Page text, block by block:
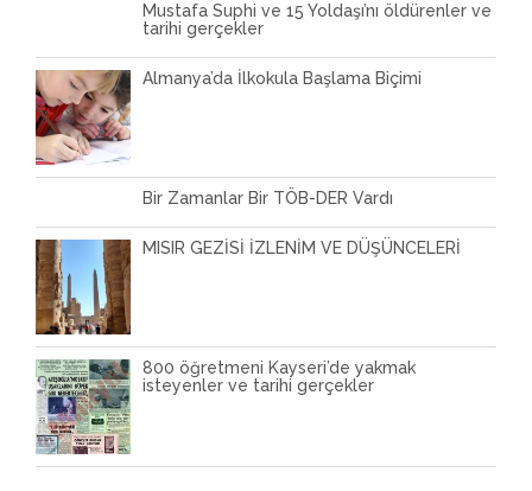
Mustafa Suphi ve 15 Yoldaşı’nı öldürenler ve
tarihi gerçekler
Almanya’da İlkokula Başlama Biçimi
Bir Zamanlar Bir TÖB-DER Vardı
MISIR GEZİSİ İZLENİM VE DÜŞÜNCELERİ
800 öğretmeni Kayseri’de yakmak
isteyenler ve tarihi gerçekler